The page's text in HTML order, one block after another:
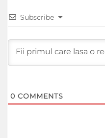
Subscribe
0 COMMENTS